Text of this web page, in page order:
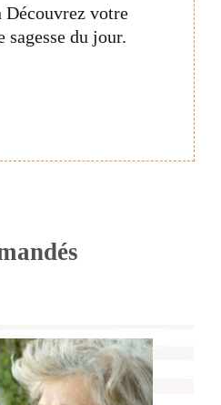
votre
du jour.